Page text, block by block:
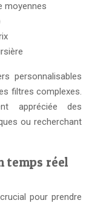
moyennes
personnalisables
filtres complexes.
appréciée des
ou recherchant
temps réel
pour prendre